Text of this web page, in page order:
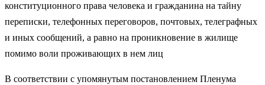
конституционного права человека и гражданина на тайну
переписки, телефонных переговоров, почтовых, телеграфных
и иных сообщений, а равно на проникнове­ние в жилище
помимо воли проживающих в нем лиц
В соответствии с упомянутым постановлением Пленума